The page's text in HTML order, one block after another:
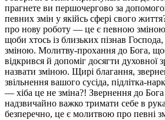
прагнете ви першочергово за
певних змін у якійсь сфері свого
про нову роботу — це є певною
щоби хтось із близьких пізнав
зміною. Молитву-прохання до Бога,
відкрився й допоміг досягти духовної
назвати зміною. Щирі благання,
звільнення вашого сусіда, підлітка-
— хіба це не зміна?! Звернення до
надзвичайно важко тримати себе в
безперечно, це є молитвою про певні